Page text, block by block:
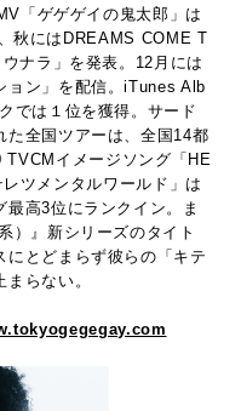
「ゲゲゲイの鬼太郎」は
秋にはDREAMS COME T
ナラ」を発表。12月には
ョン」を配信。iTunes Alb
では１位を獲得。サード
た全国ツアーは、全国14都
イメージソング「HE
ツメンタルワールド」は
高3位にランクイン。ま
）』新シリーズのタイト
にとどまらず彼らの「キテ
らない。